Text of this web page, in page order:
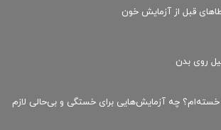
قبل از آزمایش خون
روی بدن
چه آزمایش‌هایی برای خستگی و بی‌حالی لازم